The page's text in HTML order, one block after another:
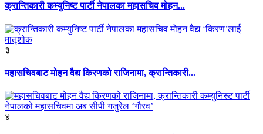
क्रान्तिकारी कम्युनिष्ट पार्टी नेपालका महासचिव मोहन...
३
महासचिवबाट मोहन वैद्य किरणको राजिनामा, क्रान्तिकारी...
४